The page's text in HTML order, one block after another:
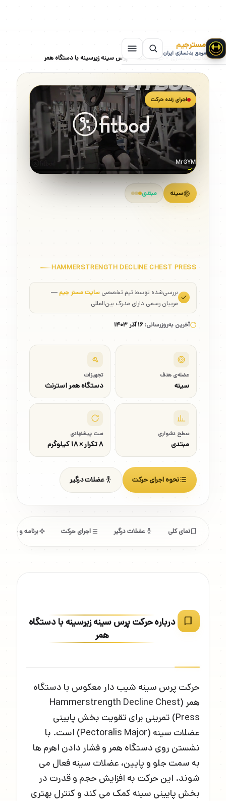
مسترجیم
مرجع بدنسازی ایران
سایت بدنسازی»حرکات سینه»پرس سینه زیرسینه با دستگاه همر
سینه مبتدی
HAMMERSTRENGTH DECLINE CHEST PRESS
بررسی‌شده توسط تیم تخصصیسایت مستر جیم—
مربیان رسمی دارای مدرک بین‌المللی
آخرین به‌روزرسانی:۱۶ آذر ۱۴۰۳
عضله‌ی هدف
سینه
تجهیزات
دستگاه همر استرنث
سطح دشواری
مبتدی
ست پیشنهادی
۸ تکرار × ۱۸ کیلوگرم
نحوه اجرای حرکت عضلات درگیر
اجرای زنده حرکت
MrGYM
نمای کلی عضلات درگیر اجرای حرکت برنامه و
درباره حرکت پرس سینه زیرسینه با دستگاه
همر
حرکت پرس سینه شیب دار معکوس با دستگاه
همر (Hammerstrength Decline Chest
Press) تمرینی برای تقویت بخش پایینی
عضلات سینه (Pectoralis Major) است. با
نشستن روی دستگاه همر و فشار دادن اهرم ها
به سمت جلو و پایین، عضلات سینه فعال می
شوند. این حرکت به افزایش حجم و قدرت در
بخش پایینی سینه کمک می کند و کنترل بهتری